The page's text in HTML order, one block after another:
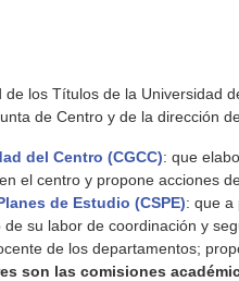
los Títulos de la Universidad
de Centro y de la dirección
del Centro (CGCC): que
el centro y propone acciones
de Estudio (CSPE): que a
su labor de coordinación y
de los departamentos;
son las comisiones